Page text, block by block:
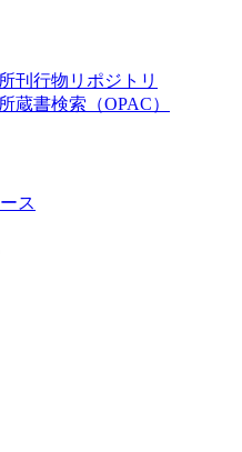
刊行物リポジトリ
蔵書検索（OPAC）
ス